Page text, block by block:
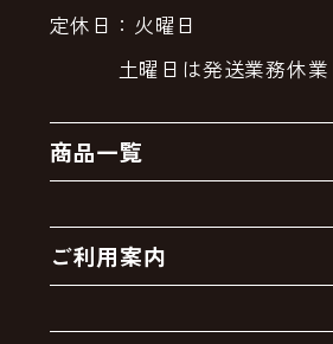
定休日：火曜日
土曜日は発送業務休業
商品一覧
クーポン
卸販売・大量注文
ご利用案内